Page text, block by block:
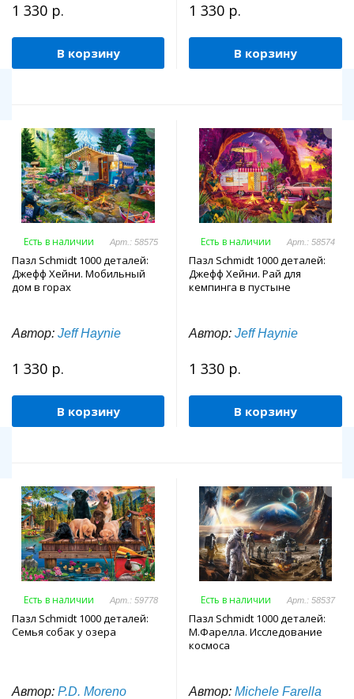
1 330 р.
В корзину
1 330 р.
В корзину
Есть в наличии Арт.: 58575
Пазл Schmidt 1000 деталей:
Джефф Хейни. Мобильный
дом в горах
Автор: Jeff Haynie
1 330 р.
В корзину
Есть в наличии Арт.: 58574
Пазл Schmidt 1000 деталей:
Джефф Хейни. Рай для
кемпинга в пустыне
Автор: Jeff Haynie
1 330 р.
В корзину
Есть в наличии Арт.: 59778
Пазл Schmidt 1000 деталей:
Семья собак у озера
Автор: P.D. Moreno
Есть в наличии Арт.: 58537
Пазл Schmidt 1000 деталей:
М.Фарелла. Исследование
космоса
Автор: Michele Farella